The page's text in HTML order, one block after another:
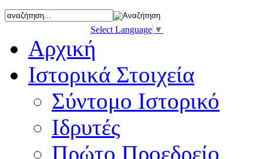
Select Language ▼
Αρχική
Ιστορικά Στοιχεία
Σύντομο Ιστορικό
Ιδρυτές
Πρώτο Προεδρείο